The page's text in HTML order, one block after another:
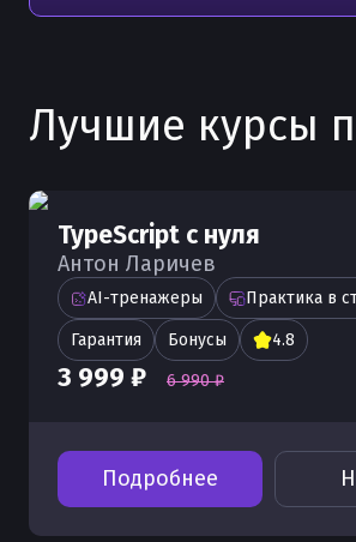
Лучшие курсы
TypeScript с нуля
Антон Ларичев
AI-тренажеры Практика в
Гарантия Бонусы 4.8
3 999 ₽ 6 990 ₽
Подробнее